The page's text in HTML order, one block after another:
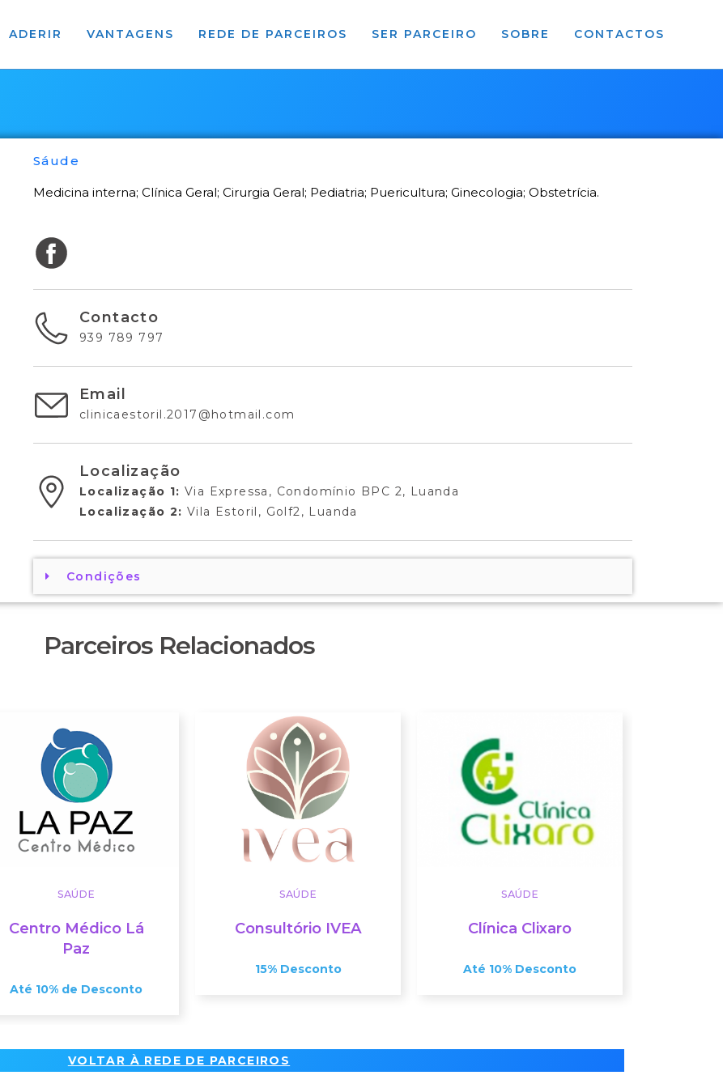
ADERIR VANTAGENS REDE DE PARCEIROS SER PARCEIRO SOBRE CONTACTOS
Sáude
Medicina interna; Clínica Geral; Cirurgia Geral; Pediatria; Puericultura; Ginecologia; Obstetrícia.
Contacto
939 789 797
Email
clinicaestoril.2017@hotmail.com
Localização
Localização 1: Via Expressa, Condomínio BPC 2, Luanda
Localização 2: Vila Estoril, Golf2, Luanda
Condições
Parceiros Relacionados
SAÚDE
Centro Médico Lá
Paz
Até 10% de Desconto
SAÚDE
Consultório IVEA
15% Desconto
SAÚDE
Clínica Clixaro
Até 10% Desconto
VOLTAR À REDE DE PARCEIROS